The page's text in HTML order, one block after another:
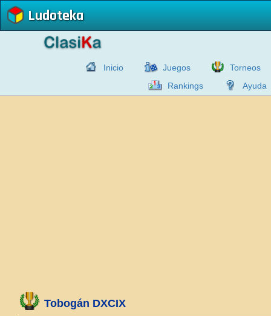
Ludoteka
Inicio Juegos
Torneos
Rankings
Ayuda
Tobogán DXCIX